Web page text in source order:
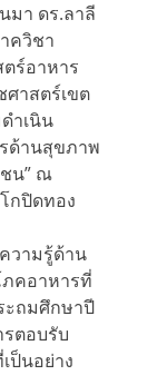
มา ดร.ลาลี
ควิชา
ร์อาหาร
าสตร์เขต
ำเนิน
ด้านสุขภาพ
น” ณ
กปิดทอง
วามรู้ด้าน
ภคอาหารที่
ะถมศึกษาปี
รตอบรับ
ป็นอย่าง